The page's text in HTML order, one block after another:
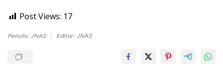
Post Views: 17
Penulis: JNAS Editor: JNAS